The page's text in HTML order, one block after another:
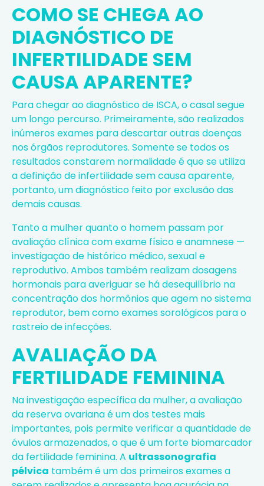
COMO SE CHEGA AO
DIAGNÓSTICO DE
INFERTILIDADE SEM
CAUSA APARENTE?
Para chegar ao diagnóstico de ISCA, o casal segue
um longo percurso. Primeiramente, são realizados
inúmeros exames para descartar outras doenças
nos órgãos reprodutores. Somente se todos os
resultados constarem normalidade é que se utiliza
a definição de infertilidade sem causa aparente,
portanto, um diagnóstico feito por exclusão das
demais causas.
Tanto a mulher quanto o homem passam por
avaliação clínica com exame físico e anamnese —
investigação de histórico médico, sexual e
reprodutivo. Ambos também realizam dosagens
hormonais para averiguar se há desequilíbrio na
concentração dos hormônios que agem no sistema
reprodutor, bem como exames sorológicos para o
rastreio de infecções.
AVALIAÇÃO DA
FERTILIDADE FEMININA
Na investigação específica da mulher, a avaliação
da reserva ovariana é um dos testes mais
importantes, pois permite verificar a quantidade de
óvulos armazenados, o que é um forte biomarcador
da fertilidade feminina. A ultrassonografia
pélvica também é um dos primeiros exames a